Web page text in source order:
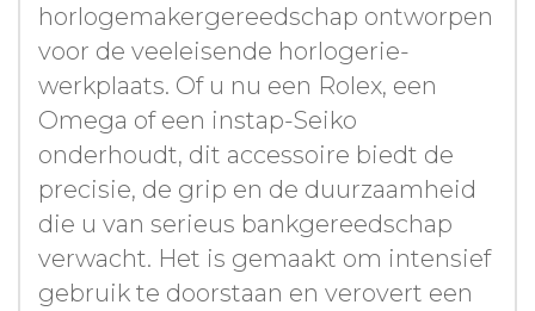
horlogemakergereedschap ontworpen
voor de veeleisende horlogerie-
werkplaats. Of u nu een Rolex, een
Omega of een instap-Seiko
onderhoudt, dit accessoire biedt de
precisie, de grip en de duurzaamheid
die u van serieus bankgereedschap
verwacht. Het is gemaakt om intensief
gebruik te doorstaan en verovert een